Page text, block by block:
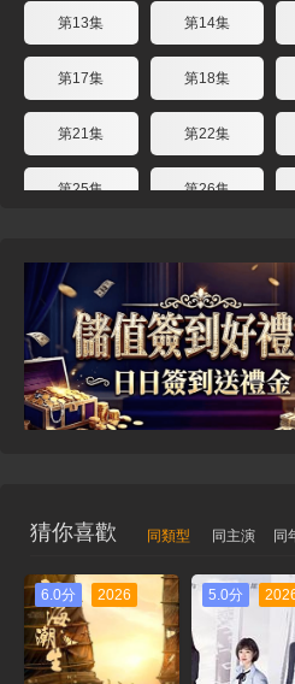
第13集 第14集
第17集 第18集
第21集 第22集
第25集 第26集
第33集 第34集
第37集 第38集
第41集 第42集
猜你喜歡 同類型 同主演 同
6.0分 2026 5.0分